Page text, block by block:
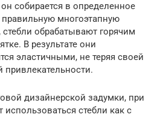
собирается в определенное
правильную многоэтапную
обрабатывают горячим
В результате они
эластичными, не теряя своей
дизайнерской задумки, при
использоваться стебли как с